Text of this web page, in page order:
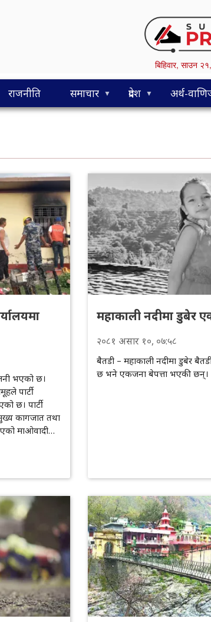
बिहिवार, साउन २१,
राजनीति समाचार प्रदेश अर्थ-
भएको छ।
पार्टी
छ। पार्टी
कागजात तथा
माओवादी…
महाकाली नदीमा डुबेर
२०८१ असार १०, ०७:५८
बैतडी – महाकाली नदीमा डुबेर
छ भने एकजना बेपत्ता भएकी छन्।